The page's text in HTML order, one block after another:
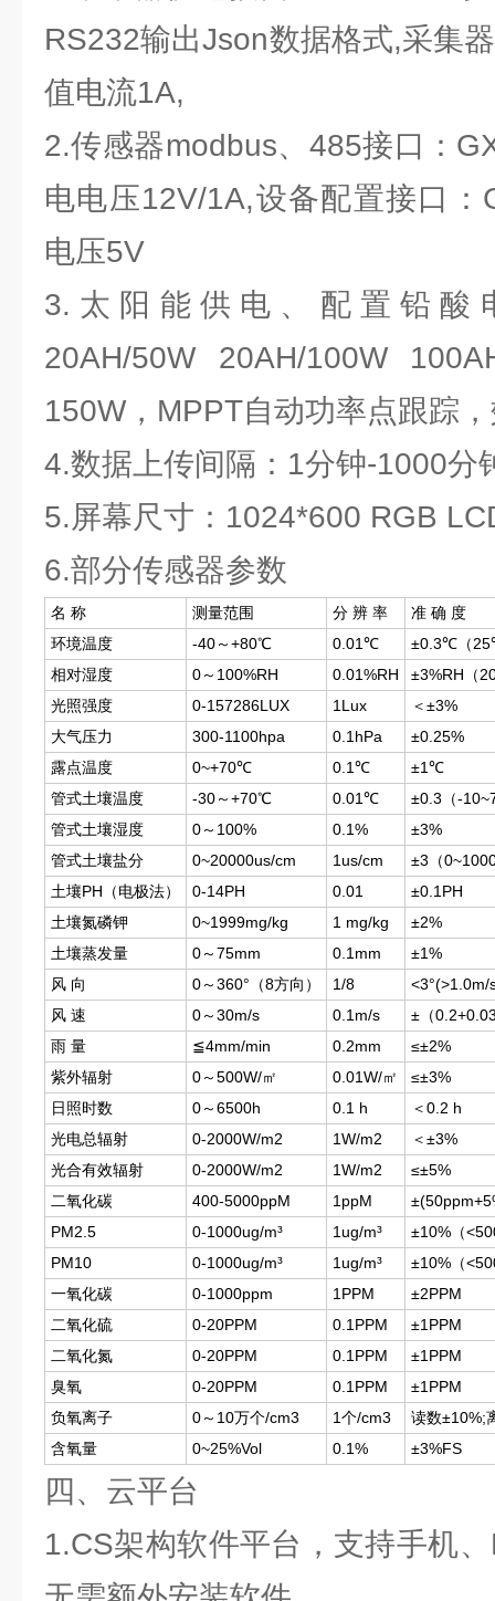
RS232输出Json数据格式,采集
值电流1A,
2.传感器modbus、485接口：
电电压12V/1A,设备配置接口：
电压5V
3.太阳能供电、配置铅酸
20AH/50W 20AH/100W
150W，MPPT自动功率点跟踪
4.数据上传间隔：1分钟-1000分
5.屏幕尺寸：1024*600 RGB
6.部分传感器参数
名 称 测量范围 分 辨 率
准 确 度
环境温度
-40～+80℃ 0.01℃
±0.3℃（
相对湿度
0～100%RH 0.01%RH
±3%RH（
光照强度
0-157286LUX 1Lux
＜±3%
大气压力
300-1100hpa 0.1hPa
±0.25%
露点温度
0~+70℃ 0.1℃
±1℃
管式土壤温度
-30～+70℃ 0.01℃
±0.3（-
管式土壤湿度
0～100% 0.1%
±3%
管式土壤盐分
0~20000us/cm 1us/cm
±3（
土壤PH（电极法）
0-14PH 0.01
±0.1PH
土壤氮磷钾
0~1999mg/kg 1 mg/kg
±2%
土壤蒸发量
0～75mm 0.1mm
±1%
风 向
0～360°（8方向） 1/8
<3°(>1.0m/
风 速
0～30m/s 0.1m/s
±（
雨 量
≦4mm/min 0.2mm
≤±2%
紫外辐射
0～500W/㎡ 0.01W/㎡
≤±3%
日照时数
0～6500h 0.1 h
＜0.2 h
光电总辐射
0-2000W/m2 1W/m2
＜±3%
光合有效辐射
0-2000W/m2 1W/m2
≤±5%
二氧化碳
400-5000ppM 1ppM
PM2.5
0-1000ug/m³ 1ug/m³
±10%（
PM10
0-1000ug/m³ 1ug/m³
±10%（
一氧化碳
0-1000ppm 1PPM
±2PPM
二氧化硫
0-20PPM 0.1PPM
±1PPM
二氧化氮
0-20PPM 0.1PPM
±1PPM
臭氧
0-20PPM 0.1PPM
±1PPM
负氧离子
0～10万个/cm3 1个/cm3
读数±10%;
含氧量
0~25%Vol 0.1% ±3%FS
四、云平台
1.CS架构软件平台，支持手机